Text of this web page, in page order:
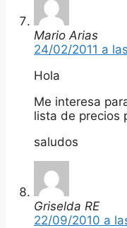
Mario Arias
24/02/2011 a
Hola
Me interesa
lista de precios
saludos
Griselda RE
22/09/2010 a